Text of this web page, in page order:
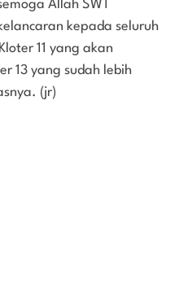
Allah SWT
kepada seluruh
11 yang akan
13 yang sudah lebih
(jr)